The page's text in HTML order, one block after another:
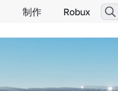
制作 Robux